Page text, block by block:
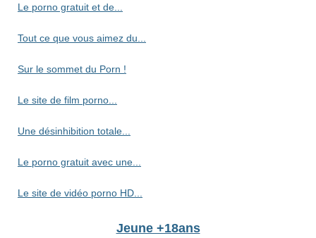
Le porno gratuit et de...
Tout ce que vous aimez du...
Sur le sommet du Porn !
Le site de film porno...
Une désinhibition totale...
Le porno gratuit avec une...
Le site de vidéo porno HD...
Jeune +18ans